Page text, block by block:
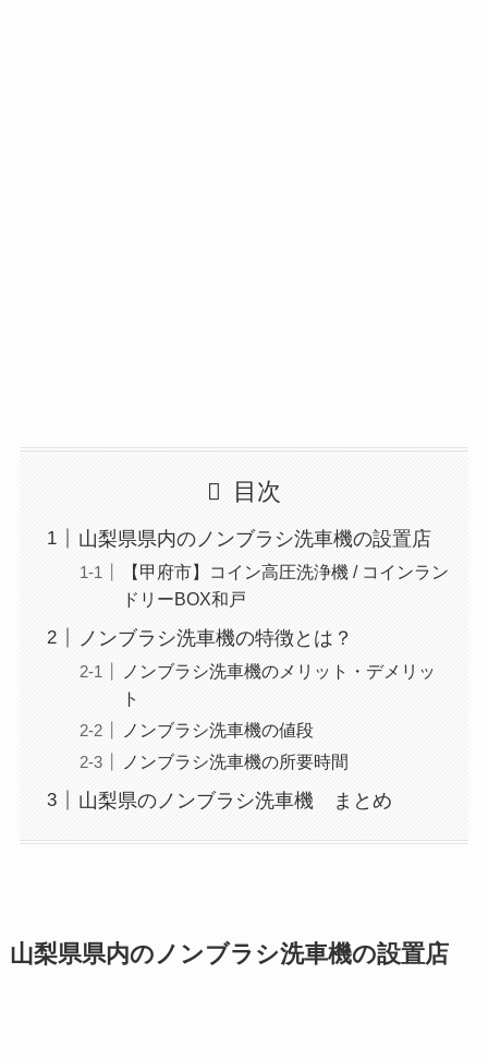
目次
山梨県県内のノンブラシ洗車機の設置店
【甲府市】コイン高圧洗浄機 / コインラン
ドリーBOX和戸
ノンブラシ洗車機の特徴とは？
ノンブラシ洗車機のメリット・デメリッ
ト
ノンブラシ洗車機の値段
ノンブラシ洗車機の所要時間
山梨県のノンブラシ洗車機 まとめ
山梨県県内のノンブラシ洗車機の設置店